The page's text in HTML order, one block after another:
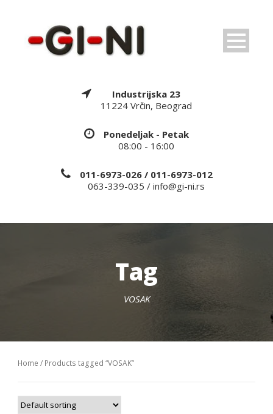
Industrijska 23
11224 Vrčin, Beograd
Ponedeljak - Petak
08:00 - 16:00
011-6973-026 / 011-6973-012
063-339-035 / info@gi-ni.rs
Tag
VOSAK
Home / Products tagged “VOSAK”